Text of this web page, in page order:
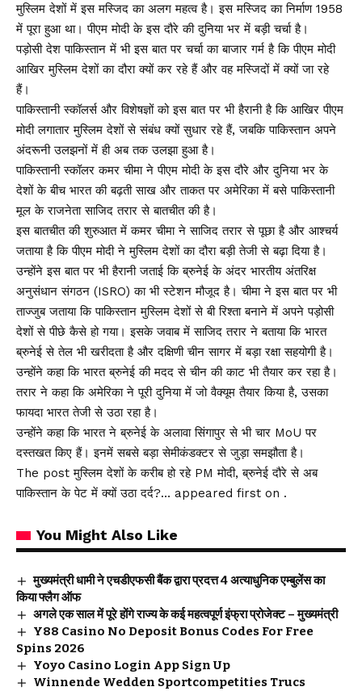
मुस्लिम देशों में इस मस्जिद का अलग महत्व है। इस मस्जिद का निर्माण 1958
में पूरा हुआ था। पीएम मोदी के इस दौरे की दुनिया भर में बड़ी चर्चा है।
पड़ोसी देश पाकिस्तान में भी इस बात पर चर्चा का बाजार गर्म है कि पीएम मोदी
आखिर मुस्लिम देशों का दौरा क्यों कर रहे हैं और वह मस्जिदों में क्यों जा रहे
हैं।
पाकिस्तानी स्कॉलर्स और विशेषज्ञों को इस बात पर भी हैरानी है कि आखिर पीएम
मोदी लगातार मुस्लिम देशों से संबंध क्यों सुधार रहे हैं, जबकि पाकिस्तान अपने
अंदरूनी उलझनों में ही अब तक उलझा हुआ है।
पाकिस्तानी स्कॉलर कमर चीमा ने पीएम मोदी के इस दौरे और दुनिया भर के
देशों के बीच भारत की बढ़ती साख और ताकत पर अमेरिका में बसे पाकिस्तानी
मूल के राजनेता साजिद तरार से बातचीत की है।
इस बातचीत की शुरुआत में कमर चीमा ने साजिद तरार से पूछा है और आश्चर्य
जताया है कि पीएम मोदी ने मुस्लिम देशों का दौरा बड़ी तेजी से बढ़ा दिया है।
उन्होंने इस बात पर भी हैरानी जताई कि ब्रुनेई के अंदर भारतीय अंतरिक्ष
अनुसंधान संगठन (ISRO) का भी स्टेशन मौजूद है। चीमा ने इस बात पर भी
ताज्जुब जताया कि पाकिस्तान मुस्लिम देशों से बी रिश्ता बनाने में अपने पड़ोसी
देशों से पीछे कैसे हो गया। इसके जवाब में साजिद तरार ने बताया कि भारत
ब्रुनेई से तेल भी खरीदता है और दक्षिणी चीन सागर में बड़ा रक्षा सहयोगी है।
उन्होंने कहा कि भारत ब्रुनेई की मदद से चीन की काट भी तैयार कर रहा है।
तरार ने कहा कि अमेरिका ने पूरी दुनिया में जो वैक्यूम तैयार किया है, उसका
फायदा भारत तेजी से उठा रहा है।
उन्होंने कहा कि भारत ने ब्रुनेई के अलावा सिंगापुर से भी चार MoU पर
दस्तखत किए हैं। इनमें सबसे बड़ा सेमीकंडक्टर से जुड़ा समझौता है।
The post मुस्लिम देशों के करीब हो रहे PM मोदी, ब्रुनेई दौरे से अब
पाकिस्तान के पेट में क्यों उठा दर्द?… appeared first on .
You Might Also Like
मुख्यमंत्री धामी ने एचडीएफसी बैंक द्वारा प्रदत्त 4 अत्याधुनिक एम्बुलेंस का
किया फ्लैग ऑफ
अगले एक साल में पूरे होंगे राज्य के कई महत्वपूर्ण इंफ्रा प्रोजेक्ट – मुख्यमंत्री
Y88 Casino No Deposit Bonus Codes For Free
Spins 2026
Yoyo Casino Login App Sign Up
Winnende Wedden Sportcompetities Trucs